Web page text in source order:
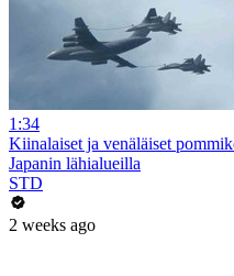
1:34
Kiinalaiset ja venäläiset
Japanin lähialueilla
STD
2 weeks ago